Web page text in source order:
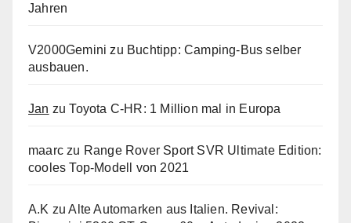
Jahren
V2000Gemini zu Buchtipp: Camping-Bus selber
ausbauen.
Jan zuToyota C-HR: 1 Million mal in Europa
maarc zu Range Rover Sport SVR Ultimate Edition:
cooles Top-Modell von 2021
A.K zuAlte Automarken aus Italien. Revival: